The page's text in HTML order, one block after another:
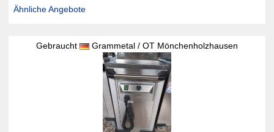
Ähnliche Angebote
Gebraucht Grammetal / OT Mönchenholzhausen